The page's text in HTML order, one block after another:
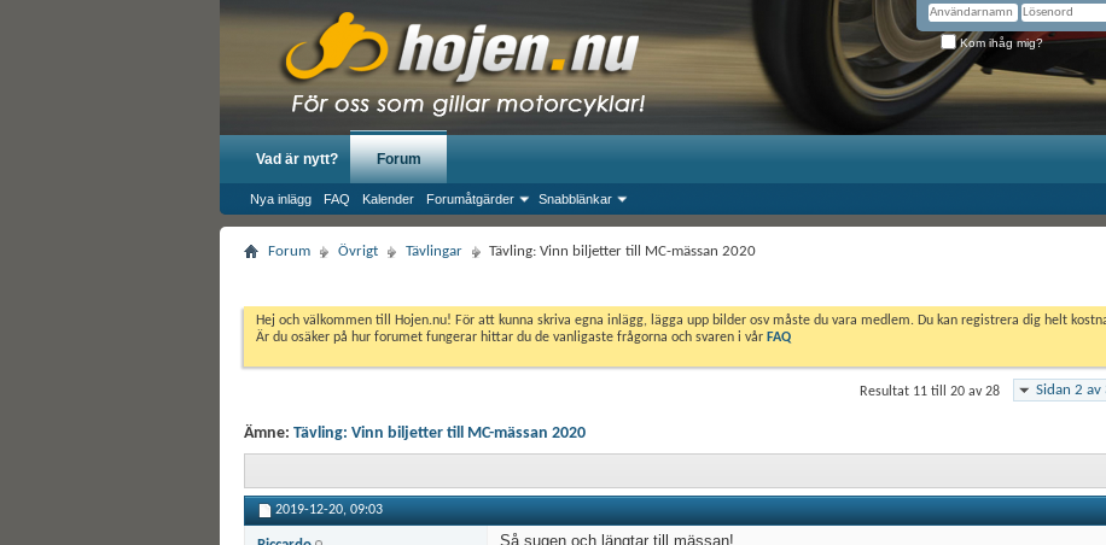
Kom ihåg mig?
Vad är nytt? Forum
Nya inlägg FAQ Kalender Forumåtgärder Snabblänkar
Forum Övrigt Tävlingar Tävling: Vinn biljetter till MC-mässan 2020
Hej och välkommen till Hojen.nu! För att kunna skriva egna inlägg, lägga upp bilder osv måste du vara medlem. Du kan registrera dig helt
Är du osäker på hur forumet fungerar hittar du de vanligaste frågorna och svaren i vår FAQ
Sidan 2 av
Resultat 11 till 20 av 28
Ämne: Tävling: Vinn biljetter till MC-mässan 2020
2019-12-20, 09:03
Så sugen och längtar till mässan!